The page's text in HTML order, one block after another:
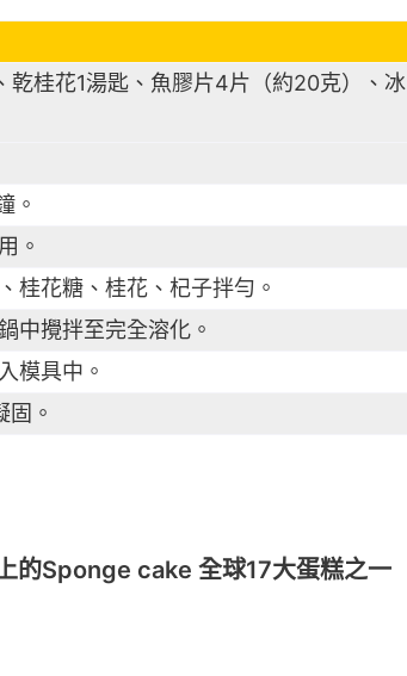
乾桂花1湯匙、魚膠片4片（約20克）、冰
。
。
桂花糖、桂花、杞子拌勻。
中攪拌至完全溶化。
模具中。
。
的Sponge cake 全球17大蛋糕之一